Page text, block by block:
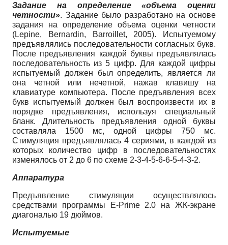
Задание на определение «объема оценки
четности». Задание было разработано на основе
задания на определение объема оценки четности
(Lepine, Bernardin, Barroillet, 2005). Испытуемому
предъявлялись последовательности согласных букв.
После предъявления каждой буквы предъявлялась
последовательность из 5 цифр. Для каждой цифры
испытуемый должен был определить, является ли
она четной или нечетной, нажав клавишу на
клавиатуре компьютера. После предъявления всех
букв испытуемый должен был воспроизвести их в
порядке предъявления, используя специальный
бланк. Длительность предъявления одной буквы
составляла 1500 мс, одной цифры 750 мс.
Стимуляция предъявлялась 4 сериями, в каждой из
которых количество цифр в последовательностях
изменялось от 2 до 6 по схеме 2-3-4-5-6-6-5-4-3-2.
Аппаратура
Предъявление стимуляции осуществлялось
средствами программы E-Prime 2.0 на ЖК-экране
диагональю 19 дюймов.
Испытуемые